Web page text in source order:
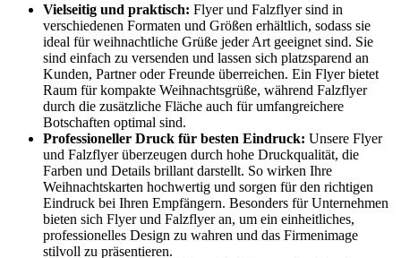
Vielseitig und praktisch: Flyer und Falzflyer sind in
verschiedenen Formaten und Größen erhältlich, sodass sie
ideal für weihnachtliche Grüße jeder Art geeignet sind. Sie
sind einfach zu versenden und lassen sich platzsparend an
Kunden, Partner oder Freunde überreichen. Ein Flyer bietet
Raum für kompakte Weihnachtsgrüße, während Falzflyer
durch die zusätzliche Fläche auch für umfangreichere
Botschaften optimal sind.
Professioneller Druck für besten Eindruck: Unsere Flyer
und Falzflyer überzeugen durch hohe Druckqualität, die
Farben und Details brillant darstellt. So wirken Ihre
Weihnachtskarten hochwertig und sorgen für den richtigen
Eindruck bei Ihren Empfängern. Besonders für Unternehmen
bieten sich Flyer und Falzflyer an, um ein einheitliches,
professionelles Design zu wahren und das Firmenimage
stilvoll zu präsentieren.